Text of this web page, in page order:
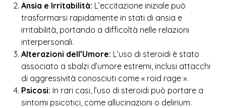
Ansia e Irritabilità: L’eccitazione iniziale può
trasformarsi rapidamente in stati di ansia e
irritabilità, portando a difficoltà nelle relazioni
interpersonali.
Alterazioni dell’Umore: L’uso di steroidi è stato
associato a sbalzi d’umore estremi, inclusi attacchi
di aggressività conosciuti come « roid rage ».
Psicosi: In rari casi, l’uso di steroidi può portare a
sintomi psicotici, come allucinazioni o delirium.